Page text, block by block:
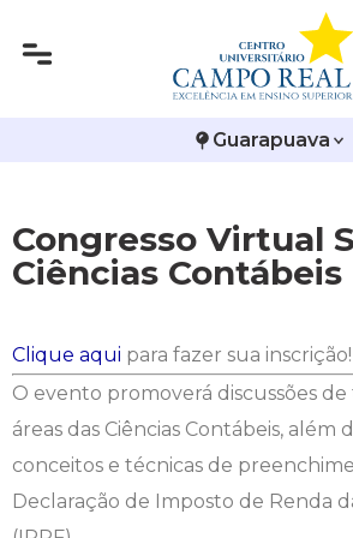
Guarapuava
Congresso Virtual
Ciências Contábeis
Clique aqui para fazer sua inscrição!
O evento promoverá discussões de
áreas das Ciências Contábeis, além
conceitos e técnicas de
Declaração de Imposto de Renda
Editais
Arquitetura e Urbanismo
Ciências Contábeis
Enfermagem
Engenharia Agronômica
Engenharia Civil
Vestibular de Inverno
Vestibular de Medicina
2ª Via de Boleto
Atestado de Matrícula
Biblioteca
Calendário de Provas
Carteirinha de Estudante
Central de Estágios - TCC
Avalie a Campo Real
Bolsas e Incentivos
COLAP
Comitê de Ética em Pesquisa
Diploma Digital
Educação em Direitos Humanos